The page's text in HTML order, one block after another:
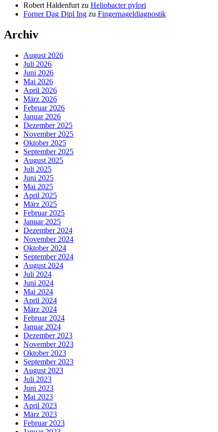
Robert Haldenfurt zu Heliobacter pylori
Forner Dag Dipl Ing zu Fingernageldiagnostik
Archiv
August 2026
Juli 2026
Juni 2026
Mai 2026
April 2026
März 2026
Februar 2026
Januar 2026
Dezember 2025
November 2025
Oktober 2025
September 2025
August 2025
Juli 2025
Juni 2025
Mai 2025
April 2025
März 2025
Februar 2025
Januar 2025
Dezember 2024
November 2024
Oktober 2024
September 2024
August 2024
Juli 2024
Juni 2024
Mai 2024
April 2024
März 2024
Februar 2024
Januar 2024
Dezember 2023
November 2023
Oktober 2023
September 2023
August 2023
Juli 2023
Juni 2023
Mai 2023
April 2023
März 2023
Februar 2023